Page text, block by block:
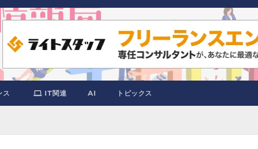
ス IT関連 AI トピックス